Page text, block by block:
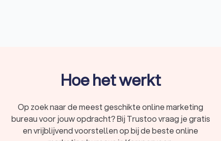
je op basis van bepaalde zoekwoorden een advertentie
(Google) Ads zodra een gebruiker op uw advertentie
klikt en naar jouw website gaat.
Social media marketing: in deze vorm van online
marketing, wordt social media (zoals Facebook, Twitter,
Hoe het werkt
Op zoek naar de meest geschikte online marketing
bureau voor jouw opdracht? Bij Trustoo vraag je gratis
en vrijblijvend voorstellen op bij de beste online